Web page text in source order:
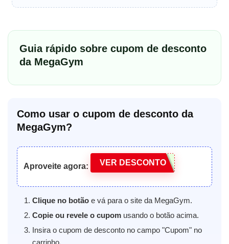
Guia rápido sobre cupom de desconto
da MegaGym
Como usar o cupom de desconto da
MegaGym?
Aproveite agora: VER DESCONTO
Clique no botão e vá para o site da MegaGym.
Copie ou revele o cupom usando o botão acima.
Insira o cupom de desconto no campo "Cupom" no
carrinho.